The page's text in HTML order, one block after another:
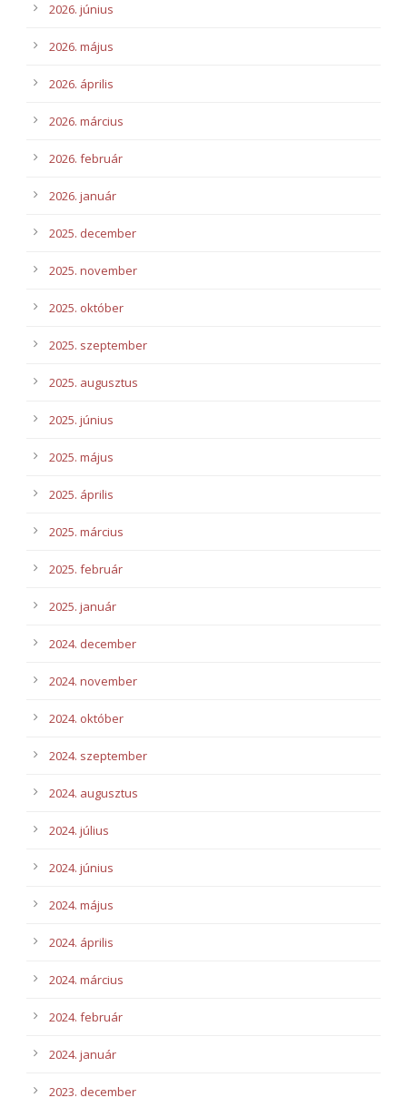
2026. június
2026. május
2026. április
2026. március
2026. február
2026. január
2025. december
2025. november
2025. október
2025. szeptember
2025. augusztus
2025. június
2025. május
2025. április
2025. március
2025. február
2025. január
2024. december
2024. november
2024. október
2024. szeptember
2024. augusztus
2024. július
2024. június
2024. május
2024. április
2024. március
2024. február
2024. január
2023. december